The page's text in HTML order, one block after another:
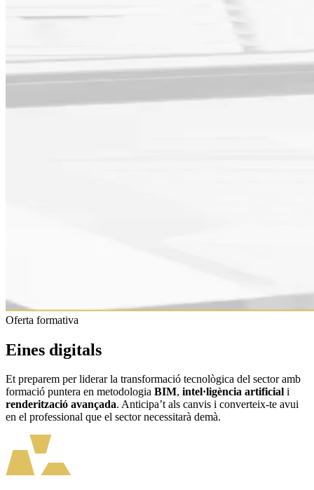
Oferta formativa
Eines digitals
Et preparem per liderar la transformació tecnològica del sector amb
formació puntera en metodologia BIM, intel·ligència artificial i
renderització avançada. Anticipa’t als canvis i converteix-te avui
en el professional que el sector necessitarà demà.